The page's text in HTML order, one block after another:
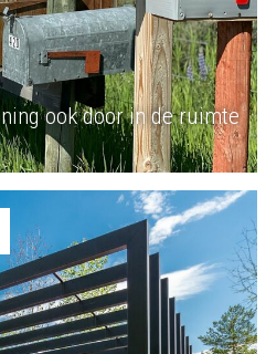
ook door in de ruimte